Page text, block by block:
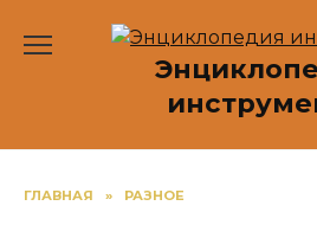
ГЛАВНАЯ » РАЗНОЕ